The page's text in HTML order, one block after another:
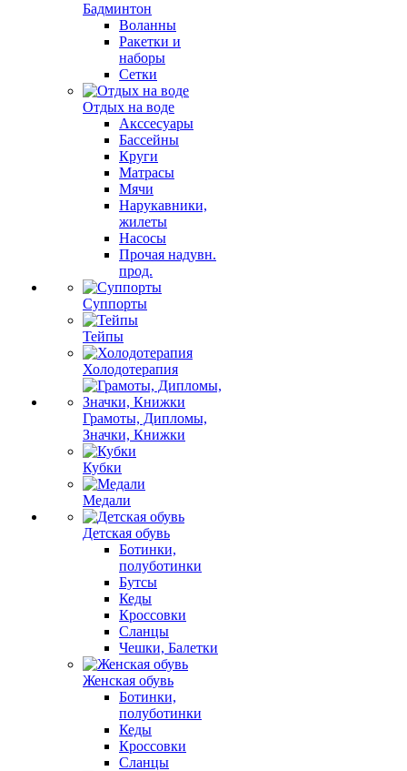
Бадминтон
Воланны
Ракетки и
наборы
Сетки
Отдых на воде
Акссесуары
Бассейны
Круги
Матрасы
Мячи
Нарукавники,
жилеты
Насосы
Прочая надувн.
прод.
Суппорты
Тейпы
Холодотерапия
Грамоты, Дипломы,
Значки, Книжки
Кубки
Медали
Детская обувь
Ботинки,
полуботинки
Бутсы
Кеды
Кроссовки
Сланцы
Чешки, Балетки
Женская обувь
Ботинки,
полуботинки
Кеды
Кроссовки
Сланцы